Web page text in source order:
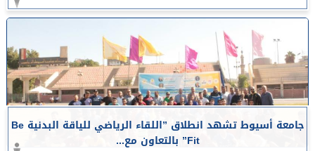
جامعة أسيوط تشهد انطلاق ”اللقاء الرياضي للياقة البدنية Be
Fit” بالتعاون مع...